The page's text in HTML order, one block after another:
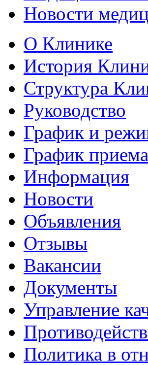
Новости
О Клинике
История
Структура
Руководство
График и
График
Информация
Новости
Объявления
Отзывы
Вакансии
Документы
Управление
Политика в